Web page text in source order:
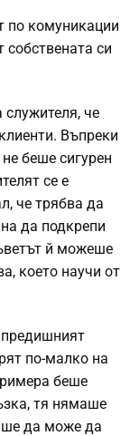
по комуникации
си
че
Въпреки
беше сигурен
се е
че трябва да
да подкрепи
й можеше
което научи от
предишният
по-малко на
беше
тя нямаше
да може да